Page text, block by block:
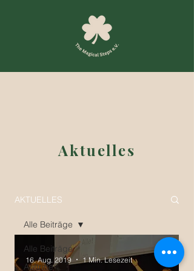
Aktuelles
AKTUELLES
Alle Beiträge
Auftritte
Alle Beiträge
16. Aug. 2019 1 Min. Lesezeit